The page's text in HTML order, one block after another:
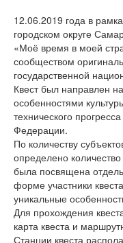
12.06.2019 года в
городском округе
«Моё время в моей
сообществом
государственной
Квест был направлен
особенностями
технического
Федерации.
По количеству
определено
была посвящена
форме участники
уникальные
Для прохождения
карта квеста и
Станции квеста